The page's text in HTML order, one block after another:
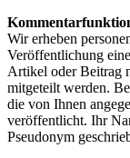
Wir erheben
Veröffentlichung
Artikel oder Beitrag
mitgeteilt werden.
die von Ihnen
veröffentlicht. Ihr
Pseudonym